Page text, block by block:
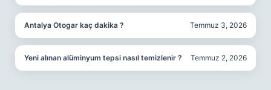
Antalya Otogar kaç dakika ? Temmuz 3, 2026
Yeni alınan alüminyum tepsi nasıl temizlenir ? Temmuz 2, 2026